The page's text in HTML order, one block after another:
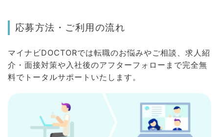
応募方法・ご利用の流れ
マイナビDOCTORでは転職のお悩みやご相談、求人紹
介・面接対策や入社後のアフターフォローまで完全無
料でトータルサポートいたします。